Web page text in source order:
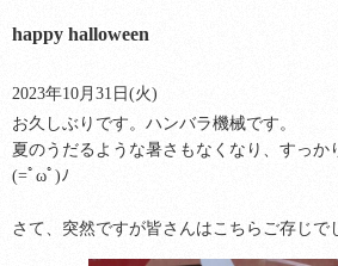
happy halloween
2023年10月31日(火)
お久しぶりです。ハンバラ機械です。
夏のうだるような暑さもなくなり、すっか
(=ﾟωﾟ)ﾉ
さて、突然ですが皆さんはこちらご存じで